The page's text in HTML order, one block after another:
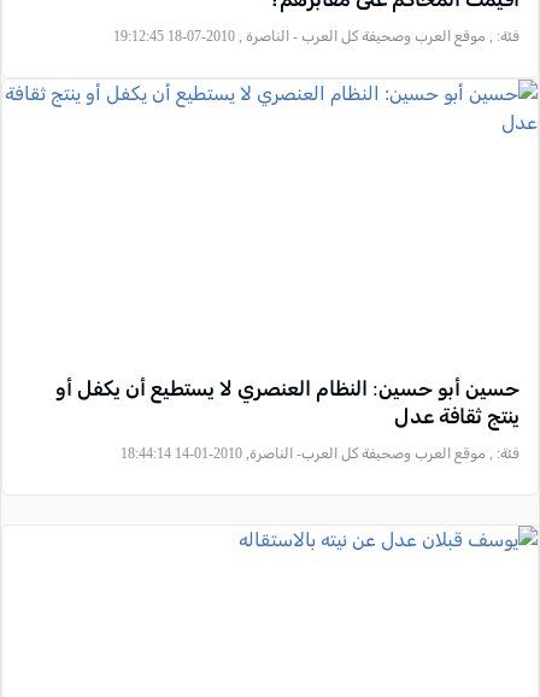
فئة: , موقع العرب وصحيفة كل العرب - الناصرة , 2010-07-18 19:12:45
حسين أبو حسين: النظام العنصري لا يستطيع أن يكفل أو
ينتج ثقافة عدل
فئة: , موقع العرب وصحيفة كل العرب- الناصرة, 2010-01-14 18:44:14